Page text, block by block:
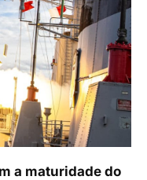
a maturidade do